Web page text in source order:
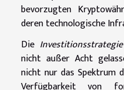
bevorzugten
deren technologische
Die Investitionsstrategie
nicht außer Acht
nicht nur das Spektrum
Verfügbarkeit von